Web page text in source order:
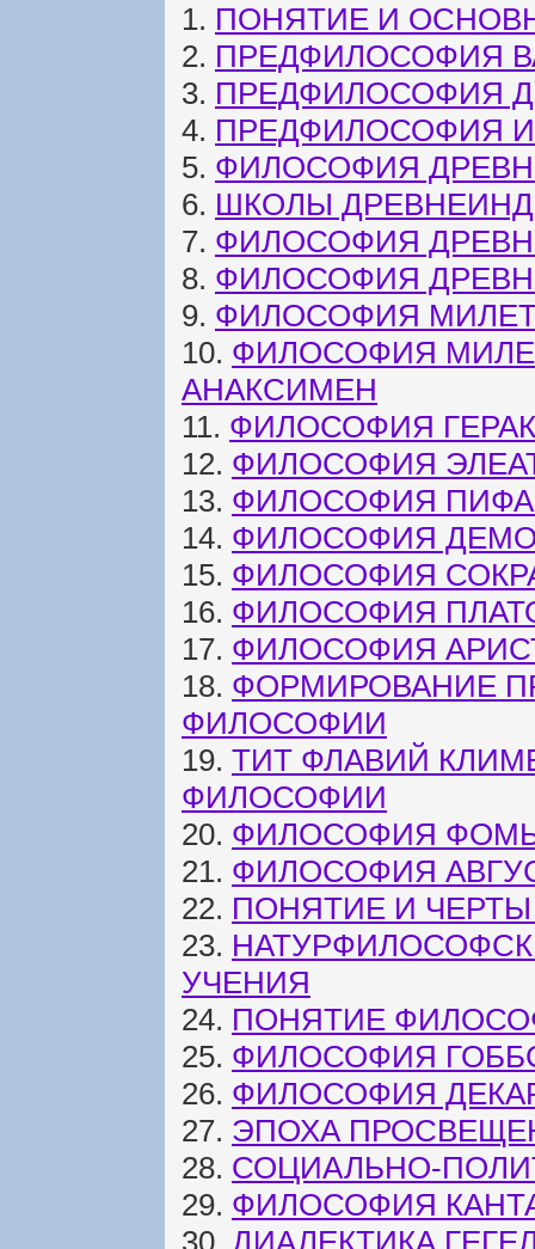
1. ПОНЯТИЕ И
2. ПРЕДФИЛОСОФИЯ
3. ПРЕДФИЛОСОФИЯ
4. ПРЕДФИЛОСОФИЯ
5. ФИЛОСОФИЯ
6. ШКОЛЫ
7. ФИЛОСОФИЯ
8. ФИЛОСОФИЯ
9. ФИЛОСОФИЯ
10. ФИЛОСОФИЯ
АНАКСИМЕН
11. ФИЛОСОФИЯ
12. ФИЛОСОФИЯ
13. ФИЛОСОФИЯ
14. ФИЛОСОФИЯ
15. ФИЛОСОФИЯ
16. ФИЛОСОФИЯ
17. ФИЛОСОФИЯ
18. ФОРМИРОВАНИЕ
ФИЛОСОФИИ
19. ТИТ ФЛАВИЙ
ФИЛОСОФИИ
20. ФИЛОСОФИЯ
21. ФИЛОСОФИЯ
22. ПОНЯТИЕ И
23.
УЧЕНИЯ
24. ПОНЯТИЕ
25. ФИЛОСОФИЯ
26. ФИЛОСОФИЯ
27. ЭПОХА
28. СОЦИАЛЬНО-
29. ФИЛОСОФИЯ